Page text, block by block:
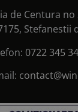
de Centura no
Stefanestii
0722 345